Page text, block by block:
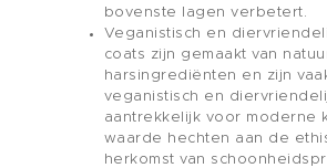
bovenste lagen verbetert.
Veganistisch en
coats zijn gemaakt van
harsingrediënten en zijn
veganistisch en
aantrekkelijk voor moderne
waarde hechten aan de
herkomst van